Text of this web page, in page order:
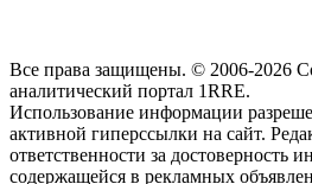
Все права защищены. © 2006-2026
аналитический портал 1RRE.
Использование информации
активной гиперссылки на сайт.
ответственности за достоверность
содержащейся в рекламных